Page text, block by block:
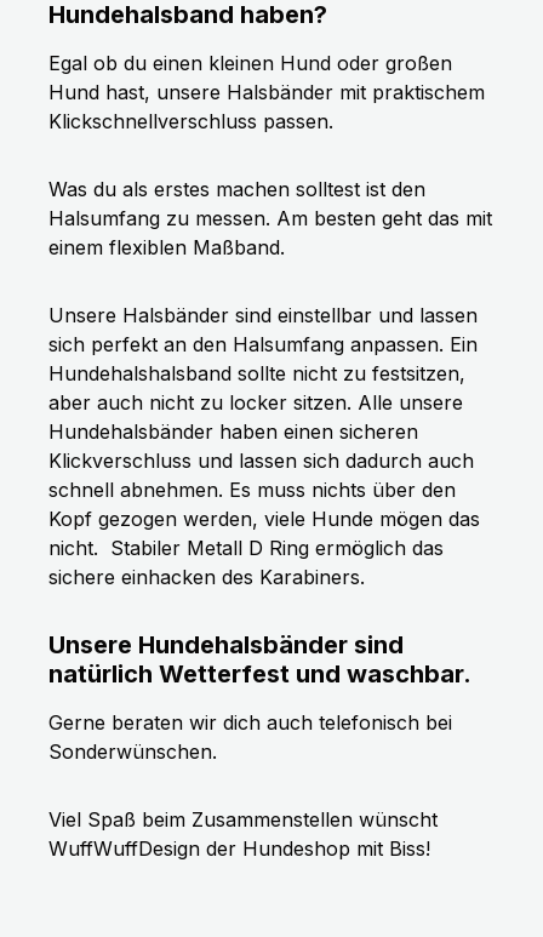
Hundehalsband haben?
Egal ob du einen kleinen Hund oder großen
Hund hast, unsere Halsbänder mit praktischem
Klickschnellverschluss passen.
Was du als erstes machen solltest ist den
Halsumfang zu messen. Am besten geht das mit
einem flexiblen Maßband.
Unsere Halsbänder sind einstellbar und lassen
sich perfekt an den Halsumfang anpassen. Ein
Hundehalshalsband sollte nicht zu festsitzen,
aber auch nicht zu locker sitzen. Alle unsere
Hundehalsbänder haben einen sicheren
Klickverschluss und lassen sich dadurch auch
schnell abnehmen. Es muss nichts über den
Kopf gezogen werden, viele Hunde mögen das
nicht. Stabiler Metall D Ring ermöglich das
sichere einhacken des Karabiners.
Unsere Hundehalsbänder sind
natürlich Wetterfest und waschbar.
Gerne beraten wir dich auch telefonisch bei
Sonderwünschen.
Viel Spaß beim Zusammenstellen wünscht
WuffWuffDesign der Hundeshop mit Biss!